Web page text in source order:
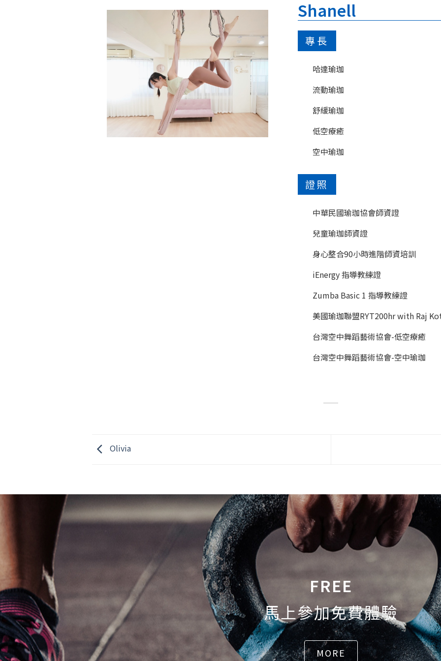
Shanell
專長
哈達瑜珈
流動瑜珈
舒緩瑜珈
低空療癒
空中瑜珈
證照
中華民國瑜珈協會師資證
兒童瑜珈師資證
身心整合90小時進階師資培訓
iEnergy 指導教練證
Zumba Basic 1 指導教練證
美國瑜珈聯盟RYT200hr with Raj
台灣空中舞蹈藝術協會-低空療癒
台灣空中舞蹈藝術協會-空中瑜珈
Olivia
FREE
馬上參加免費體驗
MORE